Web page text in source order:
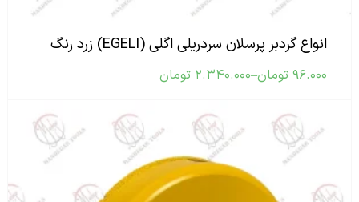
انواع گردبر پرسلان سردریلی اگلی (EGELI) زرد رنگ
۹۶.۰۰۰ تومان–۲.۳۴۰.۰۰۰ تومان